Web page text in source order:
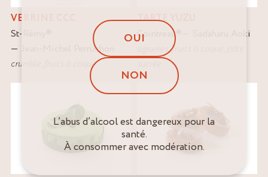
VERRINE CCC
St-Rémy
Jean-Michel Perruchon
crumble
fruits à coque
TARTE YUZU
Cointreau
Sadaharu Aoki
agrumes,fruits à coque
OUI
NON
L’abus d’alcool est dangereux pour la
santé.
À consommer avec modération.